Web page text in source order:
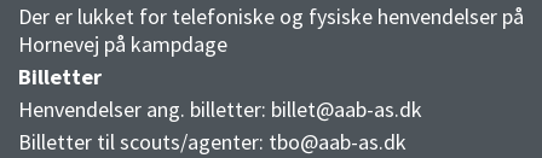
Der er lukket for telefoniske og fysiske henvendelser på
Hornevej på kampdage
Billetter
Henvendelser ang. billetter: billet@aab-as.dk
Billetter til scouts/agenter: tbo@aab-as.dk